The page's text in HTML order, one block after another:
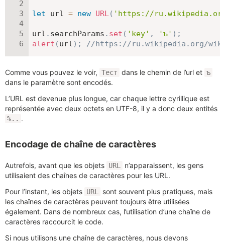
let url = new URL( 'https://
url . searchParams . set ( 'key' , 'ъ' ) ;
alert (url) ; //https://ru.wikipedia.org/wiki/
Comme vous pouvez le voir, Тест dans le chemin de l’url et ъ
dans le paramètre sont encodés.
L’URL est devenue plus longue, car chaque lettre cyrillique est
représentée avec deux octets en UTF-8, il y a donc deux entités
%.. .
Encodage de chaîne de caractères
Autrefois, avant que les objets URL
n’apparaissent, les gens
utilisaient des chaînes de caractères pour les URL.
Pour l’instant, les objets URL
sont souvent plus pratiques, mais
les chaînes de caractères peuvent toujours être utilisées
également. Dans de nombreux cas, l’utilisation d’une chaîne de
caractères raccourcit le code.
Si nous utilisons une chaîne de caractères, nous devons